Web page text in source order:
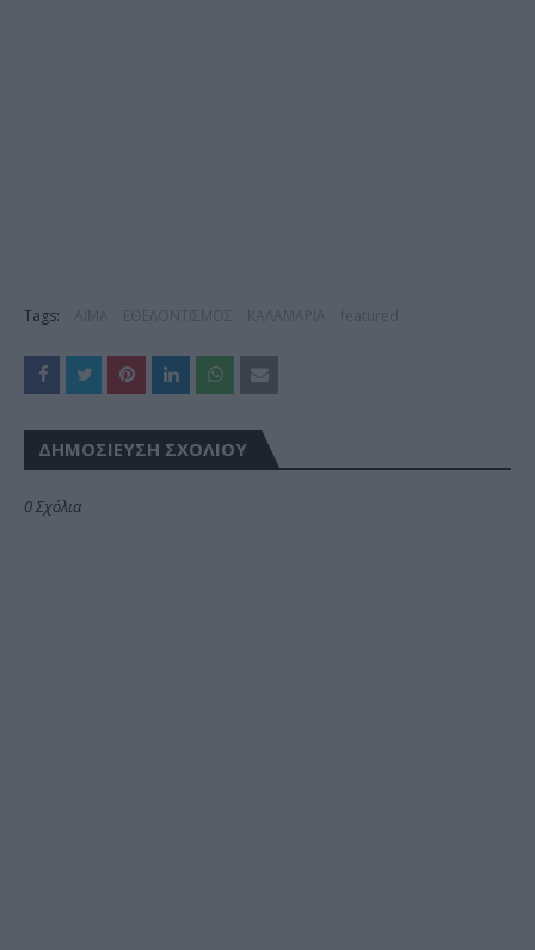
Tags:
ΔΗΜΟΣΊΕΥΣΗ ΣΧΟΛΊΟΥ
0 Σχόλια